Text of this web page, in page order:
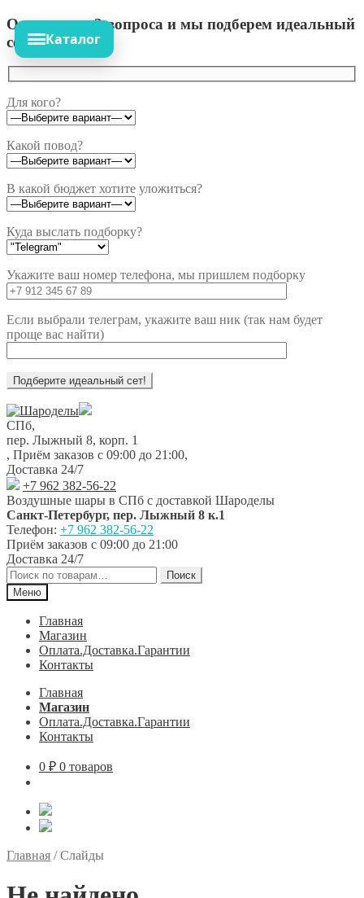
Ответьте на 3 вопроса и мы подберем идеальный
сет!
Для кого?
Какой повод?
В какой бюджет хотите уложиться?
Куда выслать подборку?
Укажите ваш номер телефона, мы пришлем подборку
Если выбрали телеграм, укажите ваш ник (так нам будет
проще вас найти)
Перейти
к
навигации
Перейти
к
содержимому
СПб,
пер. Лыжный 8, корп. 1
, Приём заказов с 09:00 до 21:00,
Доставка 24/7
+7 962 382-56-22
Воздушные шары в СПб с доставкой Шароделы
Санкт-Петербург, пер. Лыжный 8 к.1
Телефон: +7 962 382-56-22
Приём заказов с 09:00 до 21:00
Доставка 24/7
Искать:
Поиск
Меню
Главная
Магазин
Оплата.Доставка.Гарантии
Контакты
Главная
Магазин
Оплата.Доставка.Гарантии
Контакты
0 ₽ 0 товаров
Каталог
Главная /Слайды